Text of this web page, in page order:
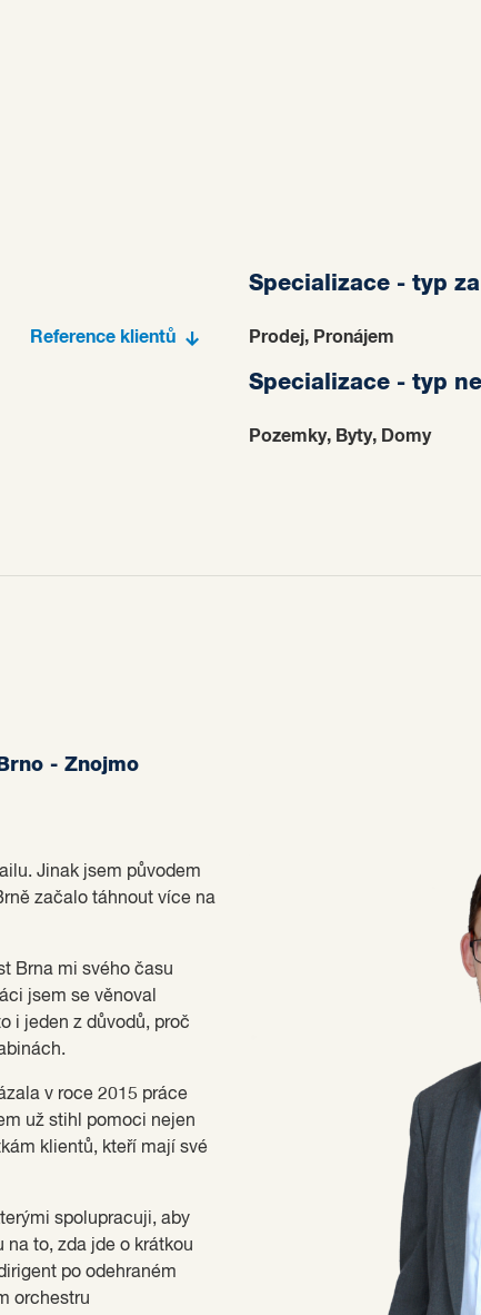
Reference klientů
Specializace - typ
Prodej, Pronájem
Specializace - typ
Pozemky, Byty, Domy
- Znojmo
Jinak jsem původem
začalo táhnout více na
Brna mi svého času
jsem se věnoval
i jeden z důvodů, proč
v roce 2015 práce
už stihl pomoci nejen
klientů, kteří mají své
spolupracuji, aby
to, zda jde o krátkou
po odehraném
orchestru